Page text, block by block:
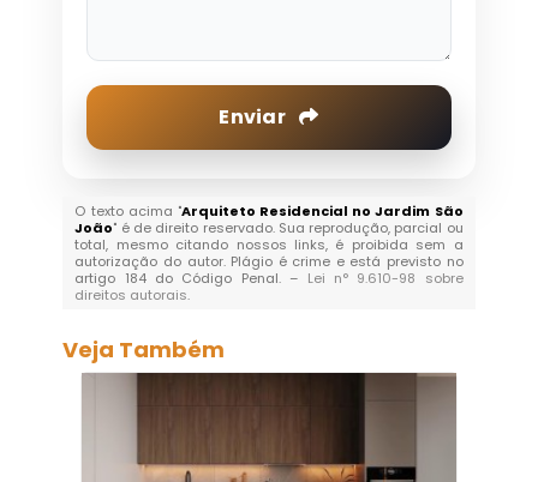
Enviar
O texto acima "Arquiteto Residencial no Jardim São
João" é de direito reservado. Sua reprodução, parcial ou
total, mesmo citando nossos links, é proibida sem a
autorização do autor. Plágio é crime e está previsto no
artigo 184 do Código Penal. – Lei n° 9.610-98 sobre
direitos autorais.
Veja Também